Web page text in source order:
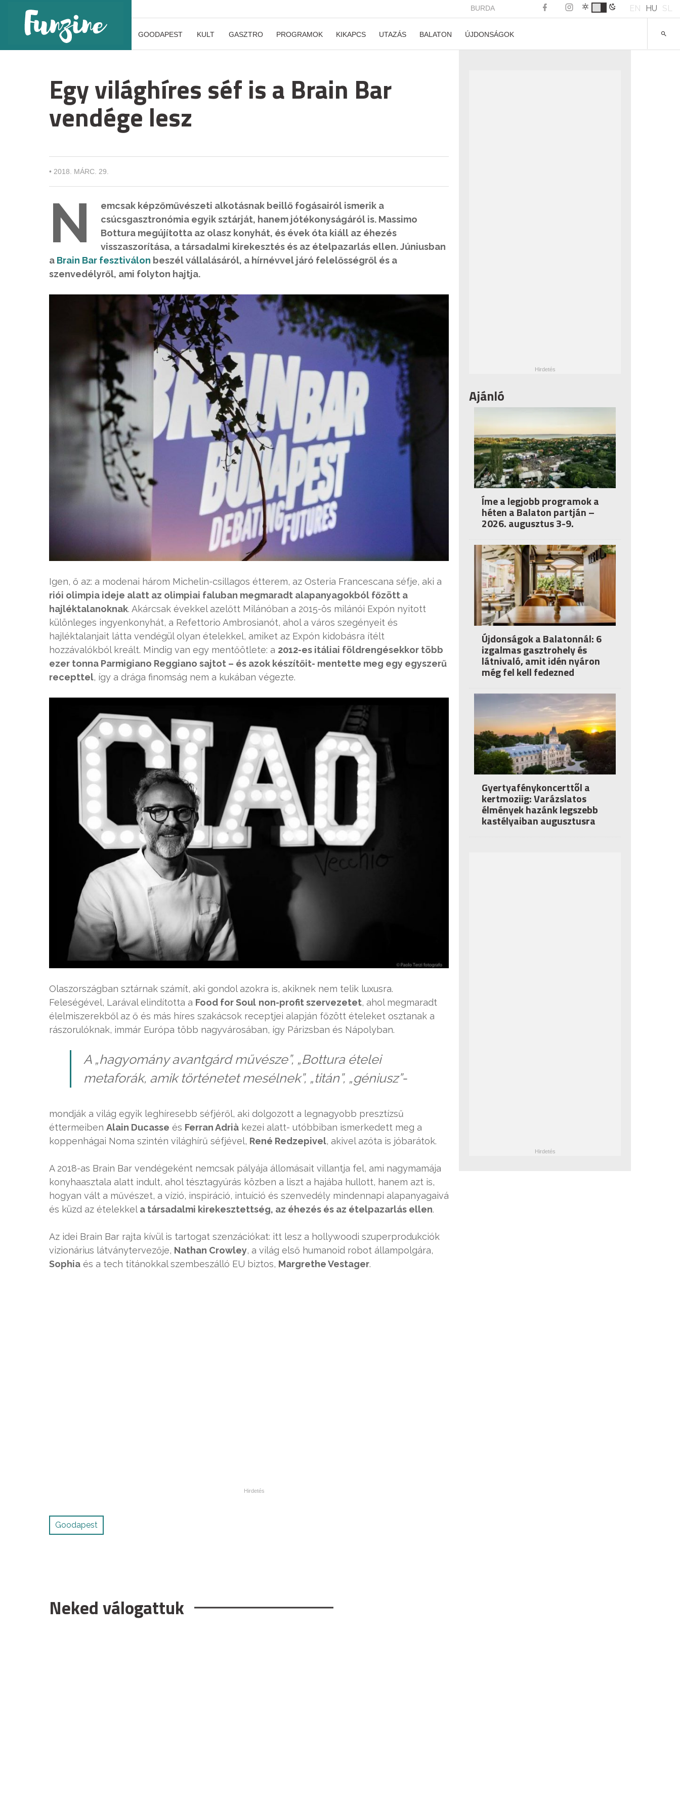
BURDA EN HU SL
GOODAPEST KULT GASZTRO PROGRAMOK KIKAPCS UTAZÁS BALATON ÚJDONSÁGOK
Egy világhíres séf is a Brain Bar
vendége lesz
• 2018. MÁRC. 29.
N
emcsak képzőművészeti alkotásnak beillő fogásairól ismerik a
csúcsgasztronómia egyik sztárját, hanem jótékonyságáról is. Massimo
Bottura megújította az olasz konyhát, és évek óta kiáll az éhezés
visszaszorítása, a társadalmi kirekesztés és az ételpazarlás ellen. Júniusban
a Brain Bar fesztiválon beszél vállalásáról, a hírnévvel járó felelősségről és a
szenvedélyről, ami folyton hajtja.
Igen, ő az: a modenai három Michelin-csillagos étterem, az Osteria Francescana séfje, aki a
riói olimpia ideje alatt az olimpiai faluban megmaradt alapanyagokból főzött a
hajléktalanoknak. Akárcsak évekkel azelőtt Milánóban a 2015-ös milánói Expón nyitott
különleges ingyenkonyhát, a Refettorio Ambrosianót, ahol a város szegényeit és
hajléktalanjait látta vendégül olyan ételekkel, amiket az Expón kidobásra ítélt
hozzávalókból kreált. Mindig van egy mentőötlete: a 2012-es itáliai földrengésekkor több
ezer tonna Parmigiano Reggiano sajtot – és azok készítőit- mentette meg egy egyszerű
recepttel, így a drága finomság nem a kukában végezte.
Olaszországban sztárnak számít, aki gondol azokra is, akiknek nem telik luxusra.
Feleségével, Larával elindította a Food for Soul non-profit szervezetet, ahol megmaradt
élelmiszerekből az ő és más híres szakácsok receptjei alapján főzött ételeket osztanak a
rászorulóknak, immár Európa több nagyvárosában, így Párizsban és Nápolyban.
A „hagyomány avantgárd művésze”, „Bottura ételei
metaforák, amik történetet mesélnek”, „titán”, „géniusz”-
mondják a világ egyik leghíresebb séfjéről, aki dolgozott a legnagyobb presztízsű
éttermeiben Alain Ducasse és Ferran Adrià kezei alatt- utóbbiban ismerkedett meg a
koppenhágai Noma szintén világhírű séfjével, René Redzepivel, akivel azóta is jóbarátok.
A 2018-as Brain Bar vendégeként nemcsak pályája állomásait villantja fel, ami nagymamája
konyhaasztala alatt indult, ahol tésztagyúrás közben a liszt a hajába hullott, hanem azt is,
hogyan vált a művészet, a vízió, inspiráció, intuíció és szenvedély mindennapi alapanyagaivá
és küzd az ételekkel a társadalmi kirekesztettség, az éhezés és az ételpazarlás ellen.
Az idei Brain Bar rajta kívül is tartogat szenzációkat: itt lesz a hollywoodi szuperprodukciók
vizionárius látványtervezője, Nathan Crowley, a világ első humanoid robot állampolgára,
Sophia és a tech titánokkal szembeszálló EU biztos, Margrethe Vestager.
Goodapest
Neked válogattuk
Ajánló
Íme a legjobb programok a
héten a Balaton partján –
2026. augusztus 3-9.
Újdonságok a Balatonnál: 6
izgalmas gasztrohely és
látnivaló, amit idén nyáron
még fel kell fedezned
Gyertyafénykoncerttől a
kertmoziig: Varázslatos
élmények hazánk legszebb
kastélyaiban augusztusra